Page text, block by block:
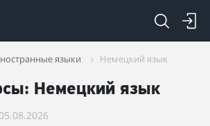
языки Немецкий язык
Немецкий язык